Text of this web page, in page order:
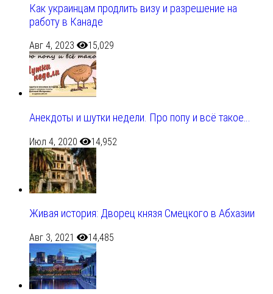
Как украинцам продлить визу и разрешение на
работу в Канаде
Авг 4, 2023 15,029
Анекдоты и шутки недели. Про попу и всё такое…
Июл 4, 2020 14,952
Живая история: Дворец князя Смецкого в Абхазии
Авг 3, 2021 14,485